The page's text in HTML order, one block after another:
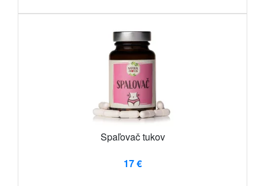
Spaľovač tukov
17 €